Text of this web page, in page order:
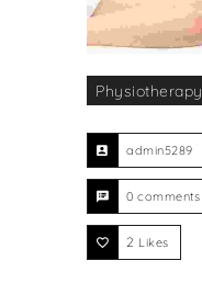
Physiotherapy
admin5289
0 comments
2 Likes